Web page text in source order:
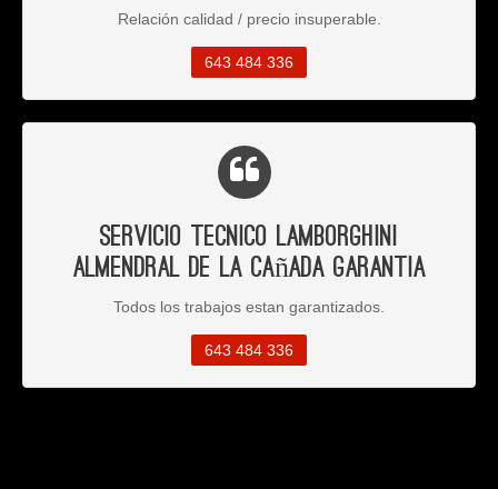
Relación calidad / precio insuperable.
643 484 336
Servicio Tecnico Lamborghini
Almendral de la Cañada Garantia
Todos los trabajos estan garantizados.
643 484 336